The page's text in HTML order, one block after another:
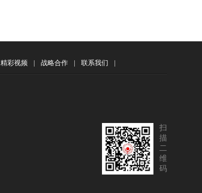
精彩视频 战略合作 联系我们
扫
描
二
维
码